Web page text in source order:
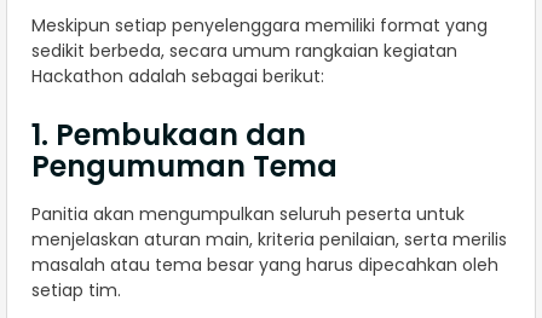
Meskipun setiap penyelenggara memiliki format yang
sedikit berbeda, secara umum rangkaian kegiatan
Hackathon adalah sebagai berikut:
1. Pembukaan dan
Pengumuman Tema
Panitia akan mengumpulkan seluruh peserta untuk
menjelaskan aturan main, kriteria penilaian, serta merilis
masalah atau tema besar yang harus dipecahkan oleh
setiap tim.